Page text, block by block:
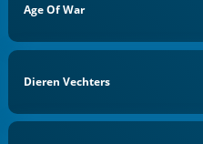
Age Of War
Dieren Vechters